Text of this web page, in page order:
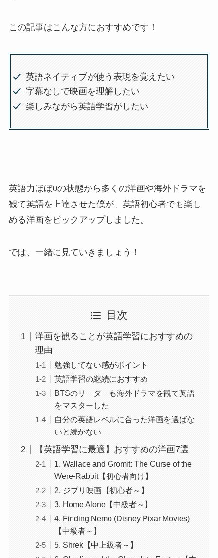
この記事はこんな方におすすめです！
英語ネイティブが使う表現を覚えたい
字幕なしで映画を理解したい
楽しみながら英語学習がしたい
英語力ほぼ0の状態から多くの洋画や海外ドラマを
観て英語を上達させた僕が、英語初心者でも楽し
める洋画をピックアップしました。
では、一緒に見ていきましょう！
目次
洋画を観ることが英語学習におすすめの
理由
勉強してない感がポイント
英語学習の継続におすすめ
BTSのリーダーも海外ドラマを観て英語
をマスターした
自分の英語レベルに合った洋画を選ばな
いと続かない
【英語学習に最適】おすすめの洋画7選
1. Wallace and Gromit: The Curse of the
Were-Rabbit【初心者向け】
2. ジブリ映画【初心者～】
3. Home Alone【中級者～】
4. Finding Nemo (Disney Pixar Movies)
【中級者～】
5. Shrek【中上級者～】